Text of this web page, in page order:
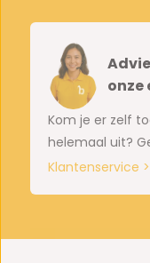
onze
Kom je er zelf
helemaal uit?
Klantenservice >